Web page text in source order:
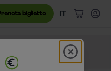
biglietto Menu lingua
IT
LinguaArticoli
Modal